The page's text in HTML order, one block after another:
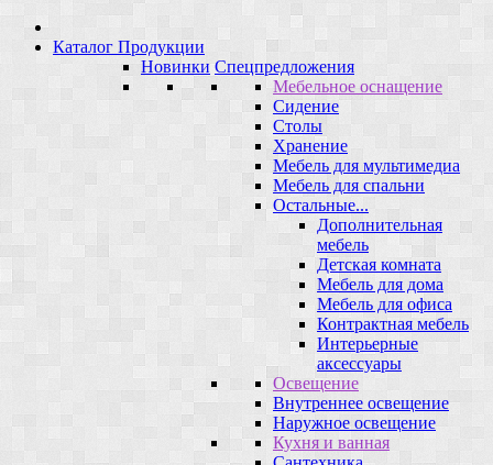
Каталог Продукции
Новинки Спецпредложения
Мебельное оснащение
Сидение
Столы
Хранение
Мебель для мультимедиа
Мебель для спальни
Остальные...
Дополнительная
мебель
Детская комната
Мебель для дома
Мебель для офиса
Контрактная мебель
Интерьерные
аксессуары
Освещение
Внутреннее освещение
Наружное освещение
Кухня и ванная